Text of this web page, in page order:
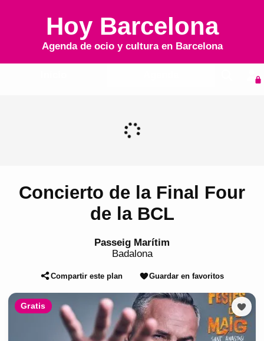
Hoy Barcelona
Agenda de ocio y cultura en Barcelona
Concierto de la Final Four
de la BCL
Passeig Marítim
Badalona
Compartir este plan Guardar en favoritos
Gratis